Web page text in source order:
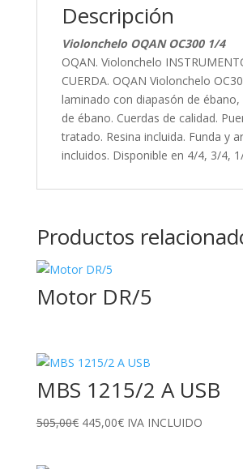
Descripción
Violonchelo OQAN OC300 1/4
OQAN. Violonchelo
CUERDA. OQAN Violonchelo
laminado con diapasón de ébano,
de ébano. Cuerdas de calidad.
tratado. Resina incluida. Funda y
incluidos. Disponible en 4/4, 3/4,
Productos
Motor DR/5
MBS 1215/2 A USB
505,00€ El
445,00€ElIVA INCLUIDO